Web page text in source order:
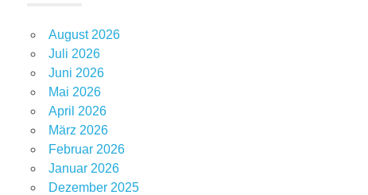
August 2026
Juli 2026
Juni 2026
Mai 2026
April 2026
März 2026
Februar 2026
Januar 2026
Dezember 2025